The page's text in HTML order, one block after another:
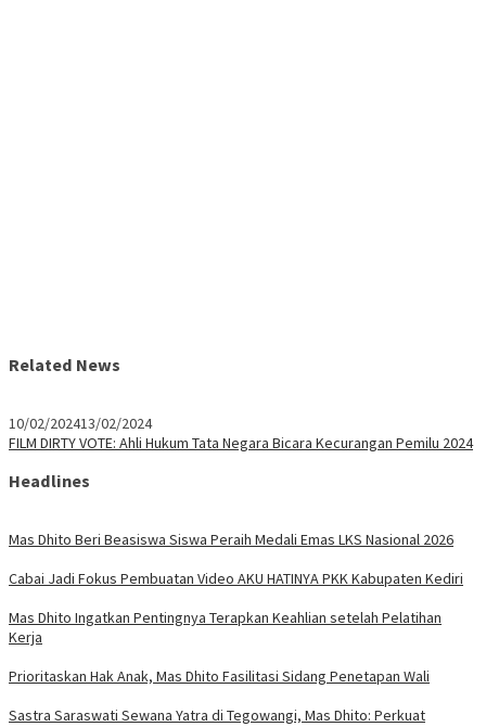
Related News
10/02/202413/02/2024
FILM DIRTY VOTE: Ahli Hukum Tata Negara Bicara Kecurangan Pemilu 2024
Headlines
Mas Dhito Beri Beasiswa Siswa Peraih Medali Emas LKS Nasional 2026
Cabai Jadi Fokus Pembuatan Video AKU HATINYA PKK Kabupaten Kediri
Mas Dhito Ingatkan Pentingnya Terapkan Keahlian setelah Pelatihan
Kerja
Prioritaskan Hak Anak, Mas Dhito Fasilitasi Sidang Penetapan Wali
Sastra Saraswati Sewana Yatra di Tegowangi, Mas Dhito: Perkuat